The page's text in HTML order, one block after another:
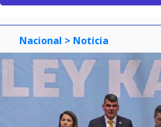
Nacional > Noticia